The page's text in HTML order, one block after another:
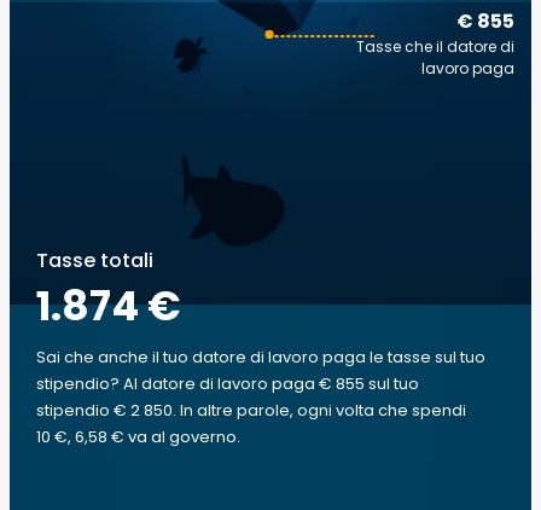
€ 855
Tasse che il datore di
lavoro paga
Tasse totali
1.874 €
Sai che anche il tuo datore di lavoro paga le tasse sul tuo
stipendio? Al datore di lavoro paga € 855 sul tuo
stipendio € 2 850. In altre parole, ogni volta che spendi
10 €, 6,58 € va al governo.